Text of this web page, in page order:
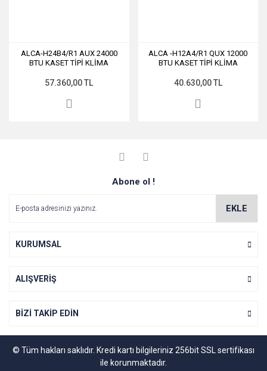
ALCA-H24B4/R1 AUX 24000
BTU KASET TİPİ KLİMA
57.360,00 TL
ALCA -H12A4/R1 QUX 12000
BTU KASET TİPİ KLİMA
40.630,00 TL
Abone ol !
EKLE
KURUMSAL
ALIŞVERİŞ
BİZİ TAKİP EDİN
© Tüm hakları saklıdır. Kredi kartı bilgileriniz 256bit SSL sertifikası
ile korunmaktadır.